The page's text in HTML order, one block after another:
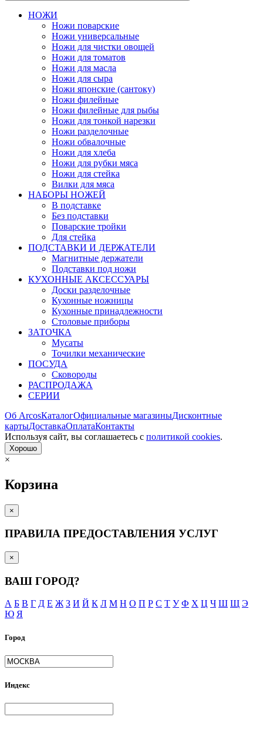
НОЖИ
Ножи поварские
Ножи универсальные
Ножи для чистки овощей
Ножи для томатов
Ножи для масла
Ножи для сыра
Ножи японские (сантоку)
Ножи филейные
Ножи филейные для рыбы
Ножи для тонкой нарезки
Ножи разделочные
Ножи обвалочные
Ножи для хлеба
Ножи для рубки мяса
Ножи для стейка
Вилки для мяса
НАБОРЫ НОЖЕЙ
В подставке
Без подставки
Поварские тройки
Для стейка
ПОДСТАВКИ И ДЕРЖАТЕЛИ
Магнитные держатели
Подставки под ножи
КУХОННЫЕ АКСЕССУАРЫ
Доски разделочные
Кухонные ножницы
Кухонные принадлежности
Столовые приборы
ЗАТОЧКА
Мусаты
Точилки механические
ПОСУДА
Сковороды
РАСПРОДАЖА
СЕРИИ
Об ArcosКаталогОфициальные магазиныДисконтные
картыДоставкаОплатаКонтакты
Используя сайт, вы согла­шаетесь с политикой cookies.
Хорошо
×
Корзина
×
ПРАВИЛА ПРЕДОСТАВЛЕНИЯ УСЛУГ
×
ВАШ ГОРОД?
А Б В Г Д Е Ж З И Й К Л М Н О П Р С Т У Ф Х Ц Ч Ш Щ Э
Ю Я
Город
Индекс